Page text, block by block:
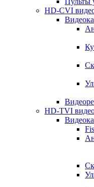
HD-CVI
HD-TVI